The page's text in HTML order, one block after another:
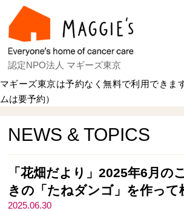
認定NPO法人 マギーズ東京
マギーズ東京は予約なく無料で利用できま
ムは要予約）
NEWS & TOPICS
「花畑だより」2025年6月
きの「たねダンゴ」を作って
2025.06.30